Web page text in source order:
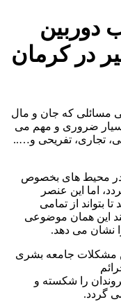
در کرمان
مسائلی که جان و مال
بسیار ضروری و مهم می
تجاری، تفریحی و…..
در محیط های بخصوص
اما این عنصر
بتواند از تمامی
این همان موضوعی
نشان می دهد.
مشکلات جامعه بشری
را شکسته و
گردد.